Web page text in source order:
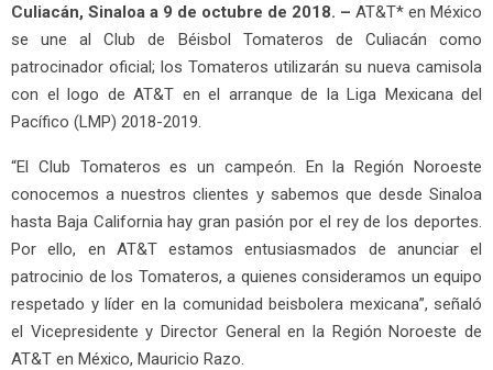
Culiacán, Sinaloa a 9 de octubre de 2018. – AT&T* en México
se une al Club de Béisbol Tomateros de Culiacán como
patrocinador oficial; los Tomateros utilizarán su nueva camisola
con el logo de AT&T en el arranque de la Liga Mexicana del
Pacífico (LMP) 2018-2019.
“El Club Tomateros es un campeón. En la Región Noroeste
conocemos a nuestros clientes y sabemos que desde Sinaloa
hasta Baja California hay gran pasión por el rey de los deportes.
Por ello, en AT&T estamos entusiasmados de anunciar el
patrocinio de los Tomateros, a quienes consideramos un equipo
respetado y líder en la comunidad beisbolera mexicana”, señaló
el Vicepresidente y Director General en la Región Noroeste de
AT&T en México, Mauricio Razo.